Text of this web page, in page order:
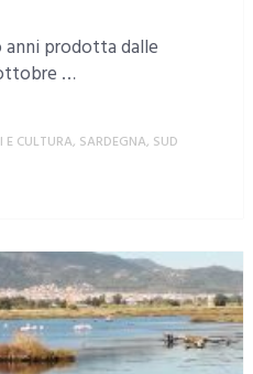
anni prodotta dalle
…
E CULTURA, SARDEGNA, SUD